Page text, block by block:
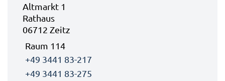
Altmarkt 1
Rathaus
06712 Zeitz
Raum 114
+49 3441 83-217
+49 3441 83-275